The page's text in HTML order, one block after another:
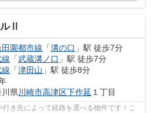
Ⅱ
田園都市線 「溝の口 」駅 徒歩7分
「武蔵溝ノ口 」駅 徒歩7分
「津田山 」駅 徒歩8分
県 川崎市高津区下作延 １丁目
き先によって経路を選べる物件です！こ